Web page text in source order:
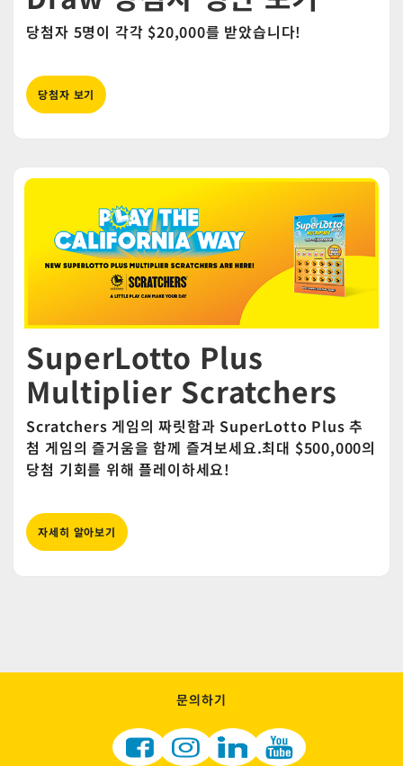
당첨자 5명이 각각 $20,000를 받았습니다!
당첨자 보기
SuperLotto Plus
Multiplier Scratchers
Scratchers 게임의 짜릿함과 SuperLotto Plus 추
첨 게임의 즐거움을 함께 즐겨보세요.최대 $500,000의
당첨 기회를 위해 플레이하세요!
자세히 알아보기
문의하기